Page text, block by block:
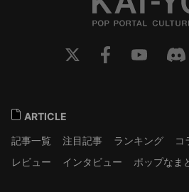
ARTICLE
記事一覧
注目記事 ランキング コ
レビュー
インタビュー ポップなま